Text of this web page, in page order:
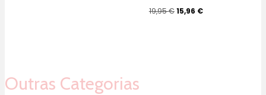
19,95€O
15,96 €O
Outras Categorias